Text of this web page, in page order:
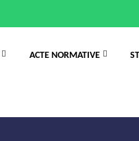
ACTE NORMATIVE